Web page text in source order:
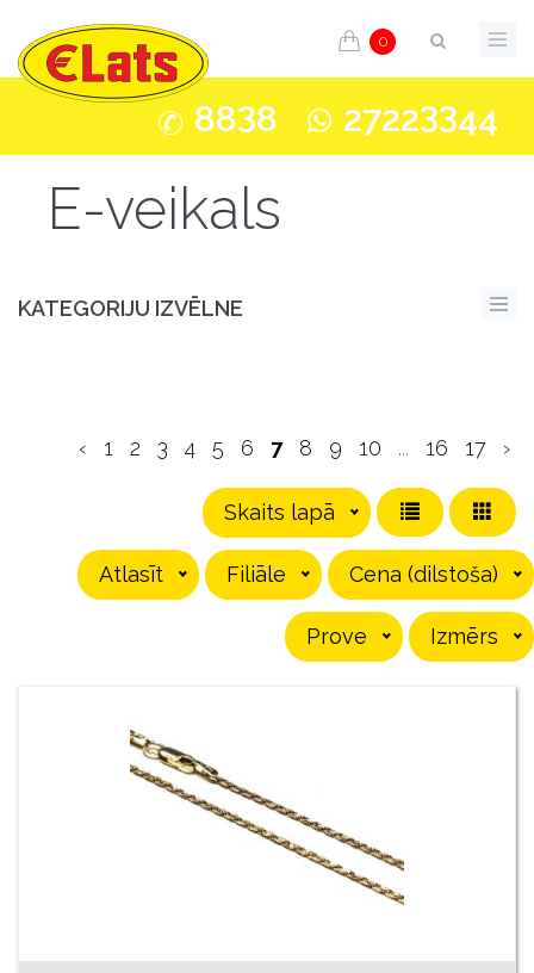
0
8838 27223344
E-veikals
KATEGORIJU IZVĒLNE
‹ 1 2 3 4 5 6 7 8 9 10 ... 16 17 ›
Skaits lapā
Cena (dilstoša)
Filiāle
Atlasīt
Izmērs
Prove